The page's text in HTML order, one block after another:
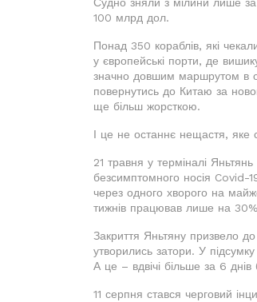
100 млрд дол.
Понад 350 кораблів, які
у європейські порти, де
значно довшим маршрутом в
повернутись до Китаю за
ще більш жорсткою.
І це не останнє нещастя, яке
21 травня у терміналі
безсимптомного носія Covid-
через одного хворого на
тижнів працював лише на 30%
Закриття Яньтяну призвело
утворились затори. У
А це – вдвічі більше за 6
11 серпня стався черговий